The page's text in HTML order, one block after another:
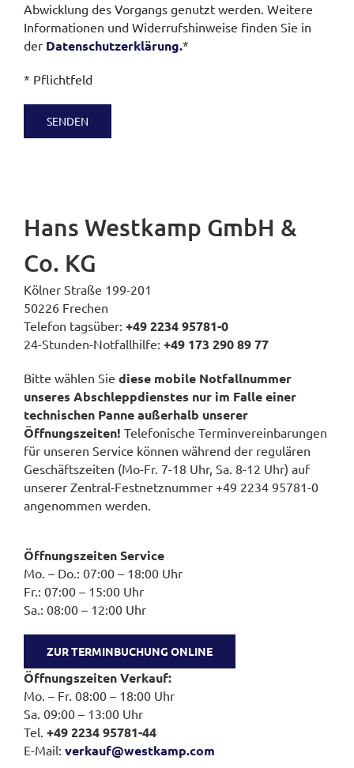
Abwicklung des Vorgangs genutzt werden. Weitere
Informationen und Widerrufshinweise finden Sie in
der Datenschutzerklärung.*
* Pflichtfeld
Hans Westkamp GmbH &
Co. KG
Kölner Straße 199-201
50226 Frechen
Telefon tagsüber: +49 2234 95781-0
24-Stunden-Notfallhilfe: +49 173 290 89 77
Bitte wählen Sie diese mobile Notfallnummer
unseres Abschleppdienstes nur im Falle einer
technischen Panne außerhalb unserer
Öffnungszeiten! Telefonische Terminvereinbarungen
für unseren Service können während der regulären
Geschäftszeiten (Mo-Fr. 7-18 Uhr, Sa. 8-12 Uhr) auf
unserer Zentral-Festnetznummer +49 2234 95781-0
angenommen werden.
Öffnungszeiten Service
Mo. – Do.: 07:00 – 18:00 Uhr
Fr.: 07:00 – 15:00 Uhr
Sa.: 08:00 – 12:00 Uhr
ZUR TERMINBUCHUNG ONLINE
Öffnungszeiten Verkauf:
Mo. – Fr. 08:00 – 18:00 Uhr
Sa. 09:00 – 13:00 Uhr
Tel. +49 2234 95781-44
E-Mail: verkauf@westkamp.com